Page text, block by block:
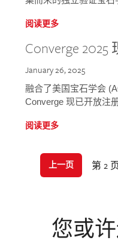
阅读更多
Converge
January 26, 2025
融合了美国宝石学会
Converge 现已开放注册
阅读更多
上一页 第 2
您或